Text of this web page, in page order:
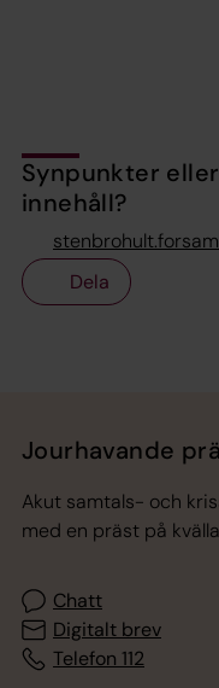
Synpunkter
innehåll?
Dela
Jourhavande
Akut samtals- och
med en präst på
Chatt
Digitalt brev
Telefon 112